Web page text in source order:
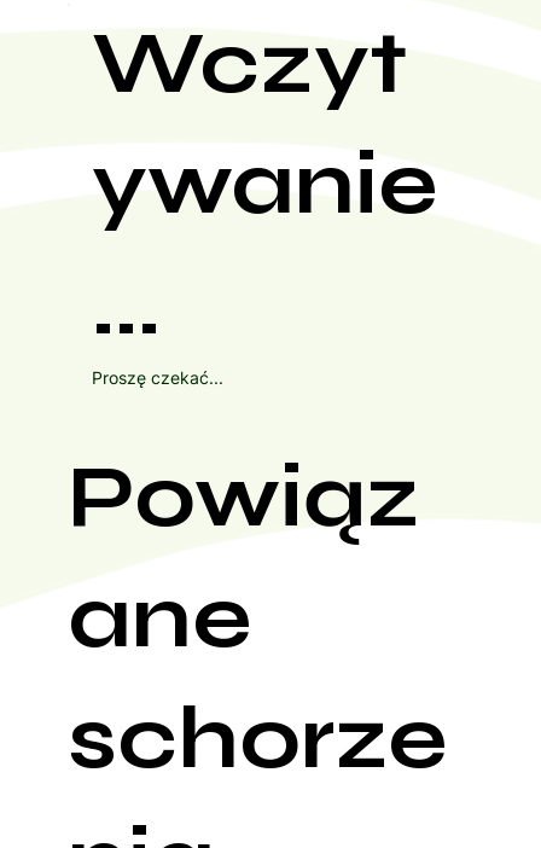
Wczyt
ywanie
...
Proszę czekać...
Powiąz
ane
schorze